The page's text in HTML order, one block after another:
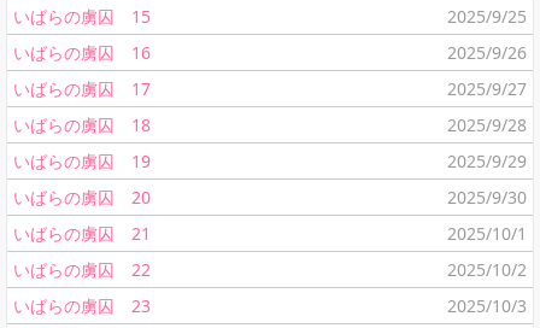
いばらの虜囚 15
2025/9/25
いばらの虜囚 16
2025/9/26
いばらの虜囚 17
2025/9/27
いばらの虜囚 18
2025/9/28
いばらの虜囚 19
2025/9/29
いばらの虜囚 20
2025/9/30
いばらの虜囚 21
2025/10/1
いばらの虜囚 22
2025/10/2
いばらの虜囚 23
2025/10/3